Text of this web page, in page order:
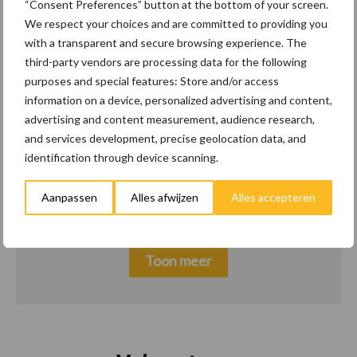
“Consent Preferences” button at the bottom of your screen.
We respect your choices and are committed to providing you
with a transparent and secure browsing experience. The
third-party vendors are processing data for the following
purposes and special features: Store and/or access
information on a device, personalized advertising and content,
advertising and content measurement, audience research,
and services development, precise geolocation data, and
identification through device scanning.
Aanpassen Alles afwijzen Alles accepteren
Landbouwnormen 2025
23 dec
10 praktisch tips om je
voor te bereiden op
mogelijke uitval van het
stroomnet
23 dec
EU-pluimveesector groeit
door, maar tempo vlakt af
Toon meer